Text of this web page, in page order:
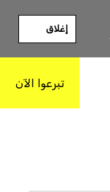
إغلاق
تبرعوا الآن